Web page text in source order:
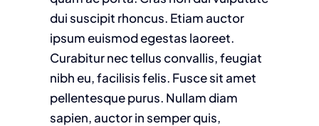
dui suscipit rhoncus. Etiam auctor
ipsum euismod egestas laoreet.
Curabitur nec tellus convallis, feugiat
nibh eu, facilisis felis. Fusce sit amet
pellentesque purus. Nullam diam
sapien, auctor in semper quis,